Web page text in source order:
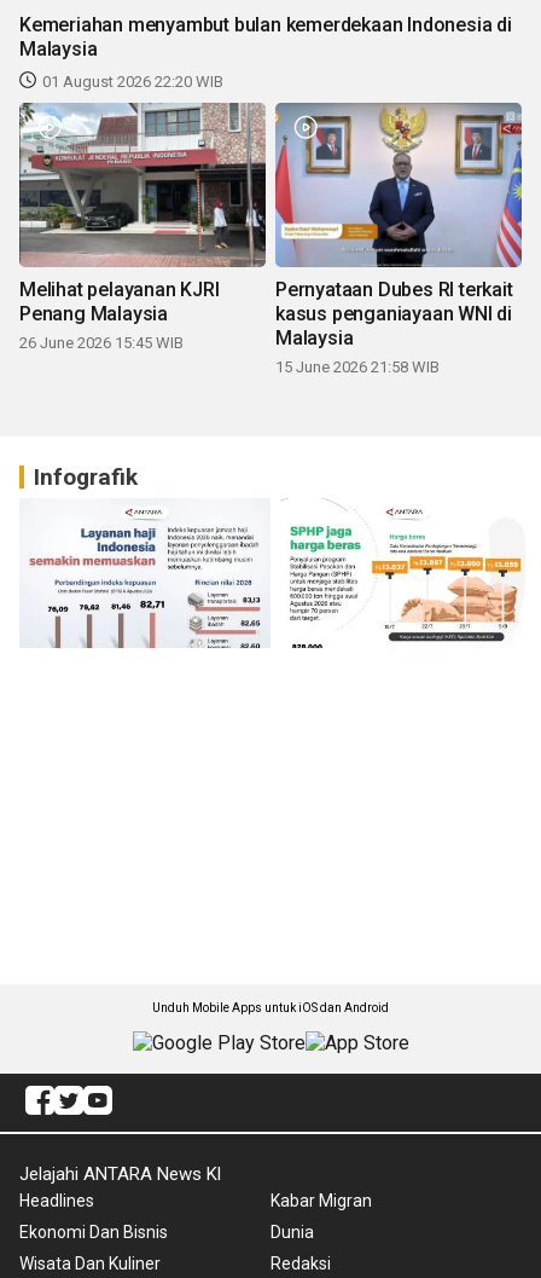
Kemeriahan menyambut bulan kemerdekaan Indonesia di
Malaysia
01 August 2026 22:20 WIB
Melihat pelayanan KJRI
Penang Malaysia
26 June 2026 15:45 WIB
Pernyataan Dubes RI terkait
kasus penganiayaan WNI di
Malaysia
15 June 2026 21:58 WIB
Infografik
Unduh Mobile Apps untuk iOS dan Android
Jelajahi ANTARA News Kl
Headlines
Ekonomi Dan Bisnis
Wisata Dan Kuliner
Kabar Migran
Dunia
Redaksi